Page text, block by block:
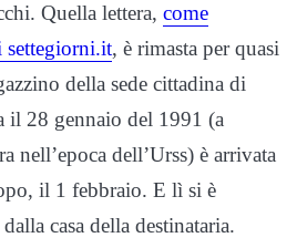
Quella lettera, come
, è rimasta per quasi
della sede cittadina di
il 28 gennaio del 1991 (a
nell’epoca dell’Urss) è arrivata
il 1 febbraio. E lì si è
casa della destinataria.